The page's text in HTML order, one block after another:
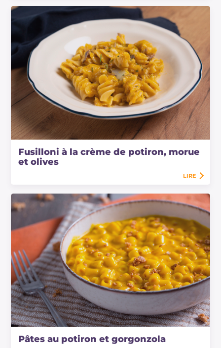
Fusilloni à la crème de potiron, morue
et olives
LIRE
Pâtes au potiron et gorgonzola